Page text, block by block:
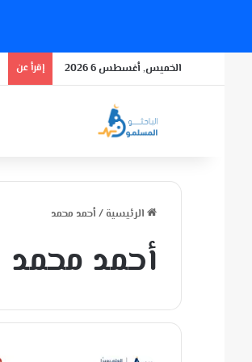
الخميس, أغسطس 6 2026 إقرأ عن
الرئيسية / أحمد محمد
أحمد محمد